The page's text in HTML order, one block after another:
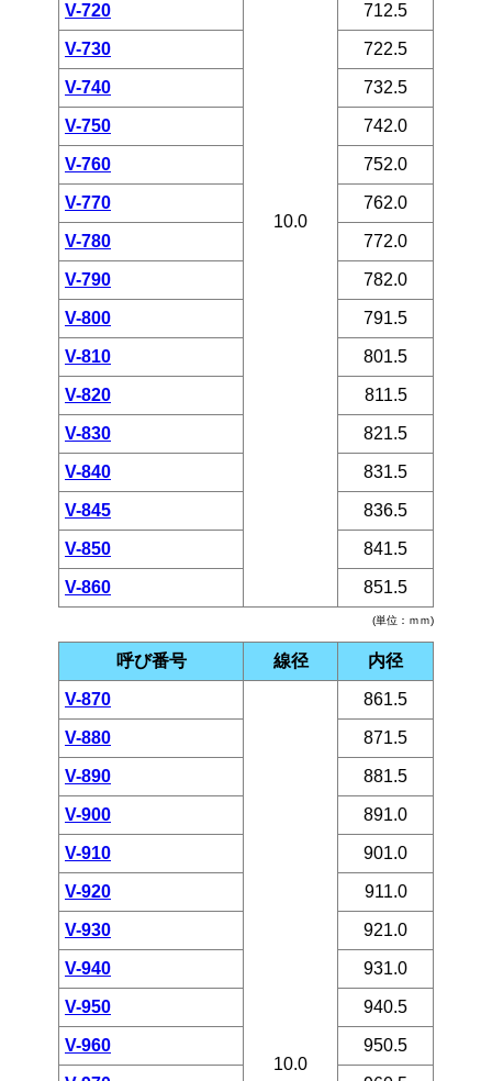
(単位：ｍｍ)
10.0
V-720 712.5
V-730 722.5
V-740 732.5
V-750 742.0
V-760 752.0
V-770 762.0
V-780 772.0
V-790 782.0
V-800 791.5
V-810 801.5
V-820 811.5
V-830 821.5
V-840 831.5
V-845 836.5
V-850 841.5
V-860 851.5
呼び番号 線径 内径
V-870
10.0
861.5
V-880 871.5
V-890 881.5
V-900 891.0
V-910 901.0
V-920 911.0
V-930 921.0
V-940 931.0
V-950 940.5
V-960 950.5